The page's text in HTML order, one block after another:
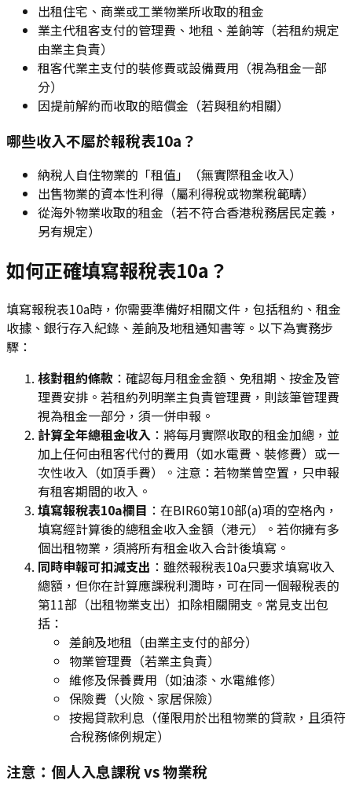
出租住宅、商業或工業物業所收取的租金
業主代租客支付的管理費、地租、差餉等（若租約規定
由業主負責）
租客代業主支付的裝修費或設備費用（視為租金一部
分）
因提前解約而收取的賠償金（若與租約相關）
哪些收入不屬於報稅表10a？
納稅人自住物業的「租值」（無實際租金收入）
出售物業的資本性利得（屬利得稅或物業稅範疇）
從海外物業收取的租金（若不符合香港稅務居民定義，
另有規定）
如何正確填寫報稅表10a？
填寫報稅表10a時，你需要準備好相關文件，包括租約、租金
收據、銀行存入紀錄、差餉及地租通知書等。以下為實務步
驟：
核對租約條款 ：確認每月租金金額、免租期、按金及管
理費安排。若租約列明業主負責管理費，則該筆管理費
視為租金一部分，須一併申報。
計算全年總租金收入 ：將每月實際收取的租金加總，並
加上任何由租客代付的費用（如水電費、裝修費）或一
次性收入（如頂手費）。注意：若物業曾空置，只申報
有租客期間的收入。
填寫報稅表10a欄目 ：在BIR60第10部(a)項的空格內，
填寫經計算後的總租金收入金額（港元）。若你擁有多
個出租物業，須將所有租金收入合計後填寫。
同時申報可扣減支出 ：雖然報稅表10a只要求填寫收入
總額，但你在計算應課稅利潤時，可在同一個報稅表的
第11部（出租物業支出）扣除相關開支。常見支出包
括：
差餉及地租（由業主支付的部分）
物業管理費（若業主負責）
維修及保養費用（如油漆、水電維修）
保險費（火險、家居保險）
按揭貸款利息（僅限用於出租物業的貸款，且須符
合稅務條例規定）
注意：個人入息課稅 vs 物業稅